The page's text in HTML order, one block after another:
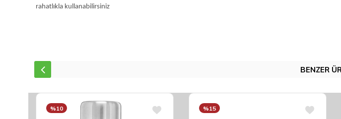
rahatlıkla kullanabilirsiniz
BENZER
%10 %15